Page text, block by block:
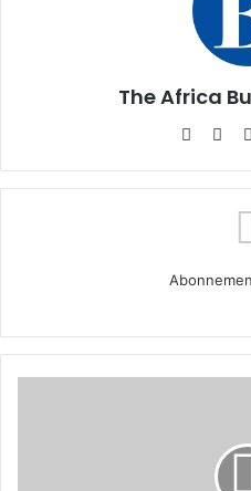
The Africa
Website